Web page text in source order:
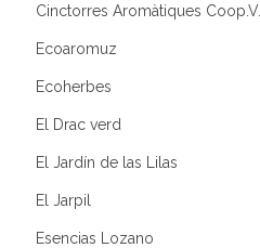
Cinctorres Aromàtiques Coop.V.
Ecoaromuz
Ecoherbes
El Drac verd
El Jardín de las Lilas
El Jarpil
Esencias Lozano